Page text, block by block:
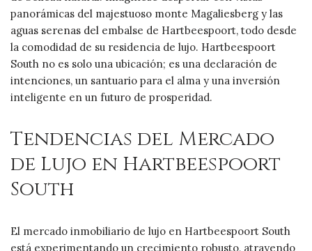
panorámicas del majestuoso monte Magaliesberg y las
aguas serenas del embalse de Hartbeespoort, todo desde
la comodidad de su residencia de lujo. Hartbeespoort
South no es solo una ubicación; es una declaración de
intenciones, un santuario para el alma y una inversión
inteligente en un futuro de prosperidad.
Tendencias del Mercado
de Lujo en Hartbeespoort
South
El mercado inmobiliario de lujo en Hartbeespoort South
está experimentando un crecimiento robusto, atrayendo